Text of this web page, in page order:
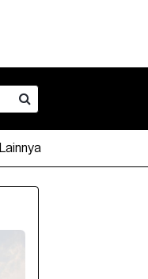
Lainnya